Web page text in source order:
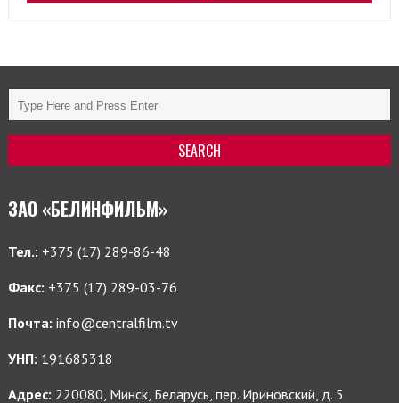
ЗАО «БЕЛИНФИЛЬМ»
Тел.: +375 (17) 289-86-48
Факс: +375 (17) 289-03-76
Почта: info@centralfilm.tv
УНП: 191685318
Адрес: 220080, Минск, Беларусь, пер. Ириновский, д. 5